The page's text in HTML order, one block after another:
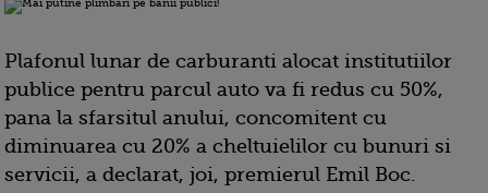
Plafonul lunar de carburanti alocat institutiilor
publice pentru parcul auto va fi redus cu 50%,
pana la sfarsitul anului, concomitent cu
diminuarea cu 20% a cheltuielilor cu bunuri si
servicii, a declarat, joi, premierul Emil Boc.